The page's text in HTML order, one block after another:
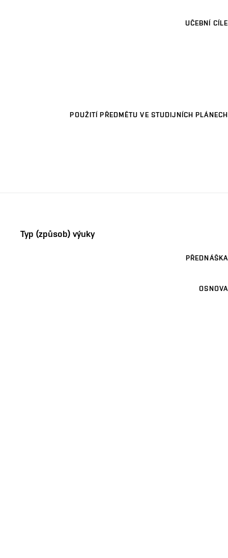
UČEBNÍ CÍLE
POUŽITÍ PŘEDMĚTU VE STUDIJNÍCH PLÁNECH
Typ (způsob) výuky
PŘEDNÁŠKA
OSNOVA